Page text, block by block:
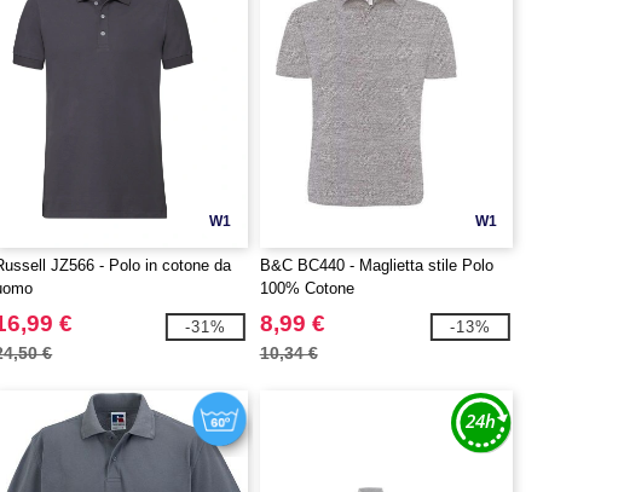
W1
JZ566 - Polo in cotone da
€
€
-31%
W1
B&C BC440 - Maglietta stile Polo
100% Cotone
8,99 €
10,34 €
-13%